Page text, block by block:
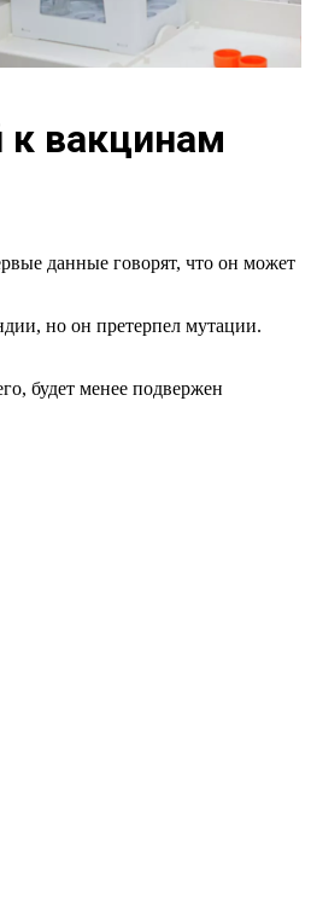
вакцинам
данные говорят, что он может
но он претерпел мутации.
будет менее подвержен